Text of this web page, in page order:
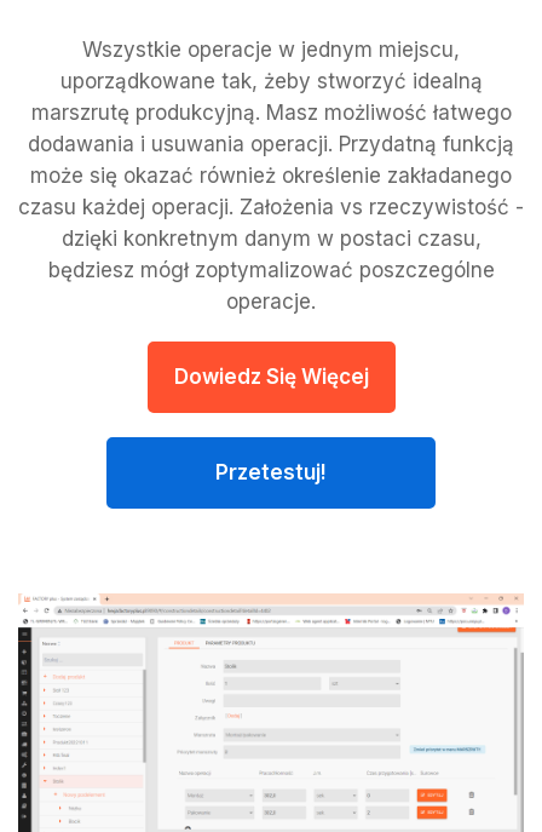
Wszystkie operacje w jednym miejscu,
uporządkowane tak, żeby stworzyć idealną
marszrutę produkcyjną. Masz możliwość łatwego
dodawania i usuwania operacji. Przydatną funkcją
może się okazać również określenie zakładanego
czasu każdej operacji. Założenia vs rzeczywistość -
dzięki konkretnym danym w postaci czasu,
będziesz mógł zoptymalizować poszczególne
operacje.
Dowiedz Się Więcej
Przetestuj!